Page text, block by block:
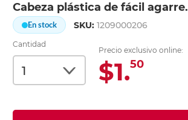
Cabeza plástica de fácil agarre.
En stock SKU:1209000206
Cantidad
Precio exclusivo online:
$1.50